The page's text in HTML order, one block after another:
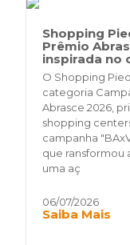
Shopping
Prêmio
inspirada no
O Shopping
categoria
Abrasce 2026,
shopping
campanha
que ransformou
uma aç
06/07/2026
Saiba Mais